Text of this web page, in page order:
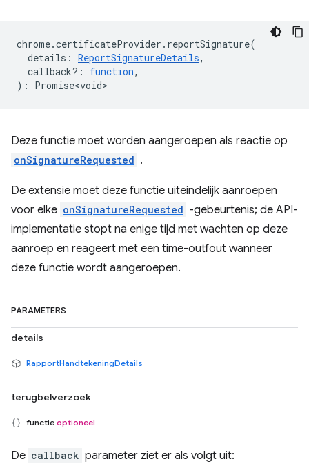
chrome.certificateProvider . reportSignature(
details : ReportSignatureDetails,
callback? : function,
) : Promise<void>
Deze functie moet worden aangeroepen als reactie op
onSignatureRequested .
De extensie moet deze functie uiteindelijk aanroepen
voor elke onSignatureRequested -gebeurtenis; de API-
implementatie stopt na enige tijd met wachten op deze
aanroep en reageert met een time-outfout wanneer
deze functie wordt aangeroepen.
PARAMETERS
details
RapportHandtekeningDetails
terugbelverzoek
functie optioneel
De callback parameter ziet er als volgt uit: